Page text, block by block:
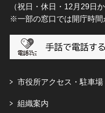
（祝日・休日・12月29日
※一部の窓口では開庁時間
市役所アクセス・駐車場
組織案内